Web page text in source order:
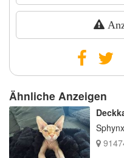
Ähnliche Anzeigen
Sphynx